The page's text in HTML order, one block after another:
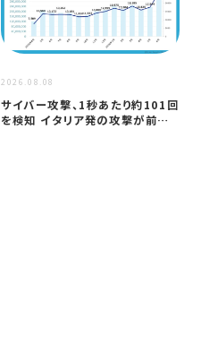
2026.08.08
サイバー攻撃、1秒あたり約101回
を検知 イタリア発の攻撃が前年